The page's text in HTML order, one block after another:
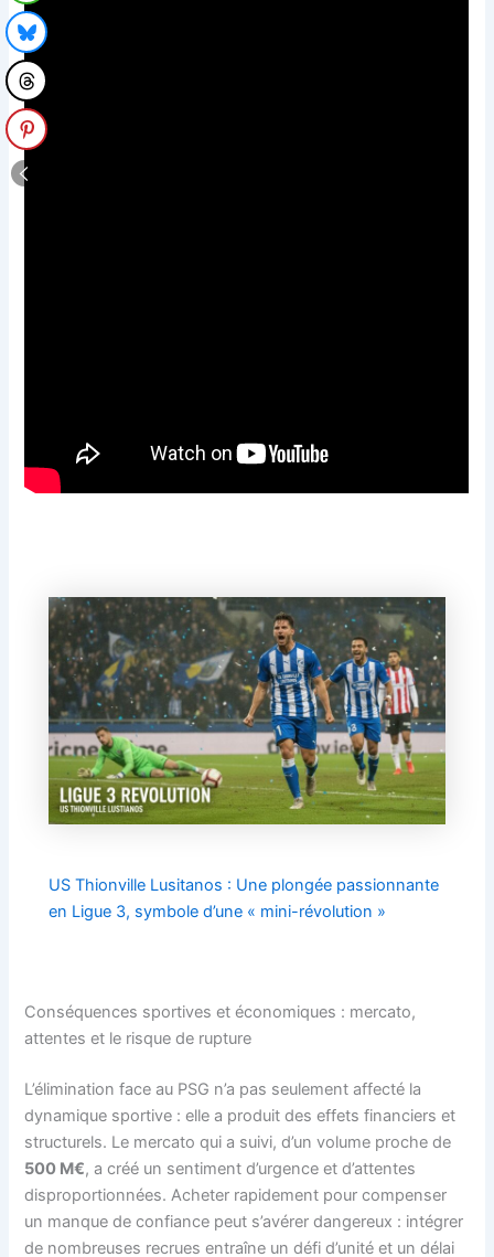
US Thionville Lusitanos : Une plongée passionnante
en Ligue 3, symbole d’une « mini-révolution »
Conséquences sportives et économiques : mercato,
attentes et le risque de rupture
L’élimination face au PSG n’a pas seulement affecté la
dynamique sportive : elle a produit des effets financiers et
structurels. Le mercato qui a suivi, d’un volume proche de
500 M€, a créé un sentiment d’urgence et d’attentes
disproportionnées. Acheter rapidement pour compenser
un manque de confiance peut s’avérer dangereux : intégrer
de nombreuses recrues entraîne un défi d’unité et un délai